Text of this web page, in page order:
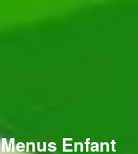
Menus Enfant